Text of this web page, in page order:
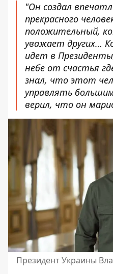
"Он создал
прекрасного
положительный,
уважает других…
идет в
небе от счастья
знал, что этот
управлять
верил, что он
Президент Украины